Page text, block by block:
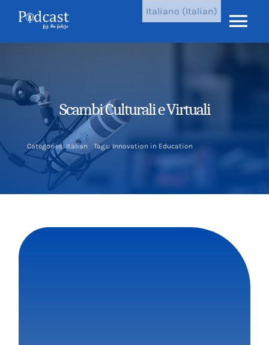
Ultimi episodi
Risultati
Chi siamo
Scambi Culturali e Virtuali
Categories:Italian Tags:Innovation in Education
Italiano (Italian)